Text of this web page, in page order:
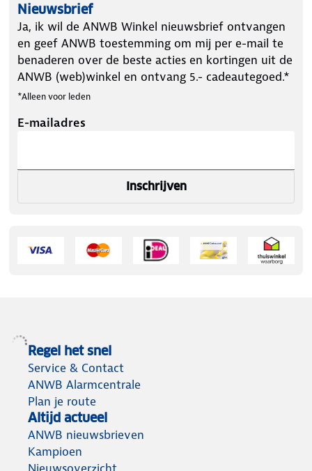
Nieuwsbrief
Ja, ik wil de ANWB Winkel nieuwsbrief ontvangen
en geef ANWB toestemming om mij per e-mail te
benaderen over de beste acties en kortingen uit de
ANWB (web)winkel en ontvang 5.- cadeautegoed.*
*Alleen voor leden
E-mailadres
Inschrijven
Regel het snel
Service & Contact
ANWB Alarmcentrale
Plan je route
Altijd actueel
ANWB nieuwsbrieven
Kampioen